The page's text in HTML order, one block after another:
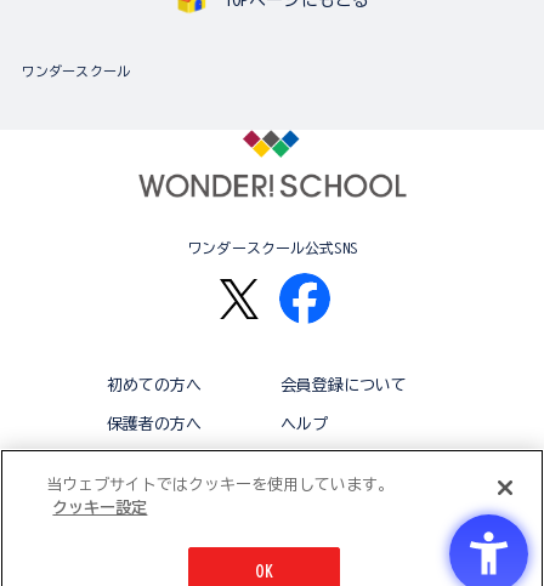
ワンダースクール
ワンダースクール公式SNS
初めての方へ 会員登録について
保護者の方へ ヘルプ
© BANDAI CO.,LTD 2015 ALL RIGHTS RESERVED
当ウェブサイトではクッキーを使用しています。
クッキー設定
OK